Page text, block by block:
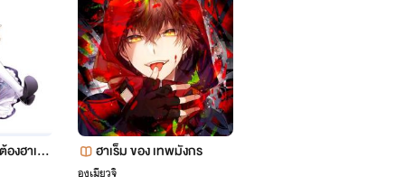
ฮาเร็มเ
ฮาเร็ม ของ เทพมังกร
องเมียวจิ